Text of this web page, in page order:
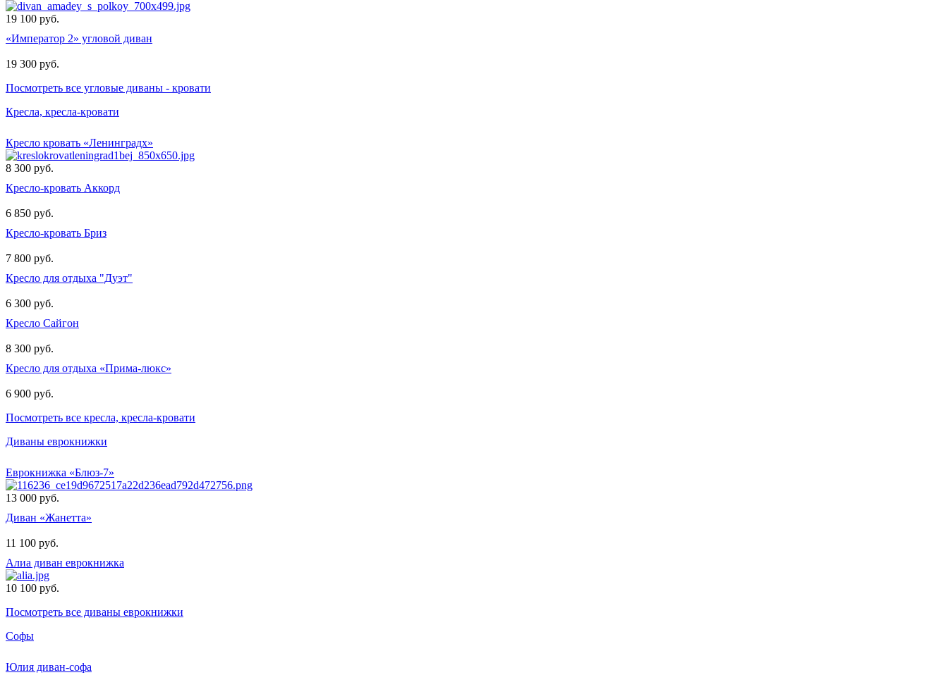
19 100 руб.
«Император 2» угловой диван
19 300 руб.
Посмотреть все угловые диваны - кровати
Кресла, кресла-кровати
Кресло кровать «Ленинградх»
8 300 руб.
Кресло-кровать Аккорд
6 850 руб.
Кресло-кровать Бриз
7 800 руб.
Кресло для отдыха "Дуэт"
6 300 руб.
Кресло Сайгон
8 300 руб.
Кресло для отдыха «Прима-люкс»
6 900 руб.
Посмотреть все кресла, кресла-кровати
Диваны еврокнижки
Еврокнижка «Блюз-7»
13 000 руб.
Диван «Жанетта»
11 100 руб.
Алиа диван еврокнижка
10 100 руб.
Посмотреть все диваны еврокнижки
Софы
Юлия диван-софа